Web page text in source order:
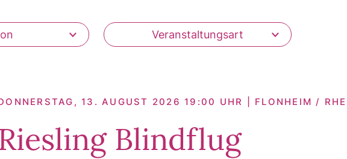
Veranstaltungsart
13. AUGUST 2026 19:00 UHR | FLONHEIM /
Blindflug